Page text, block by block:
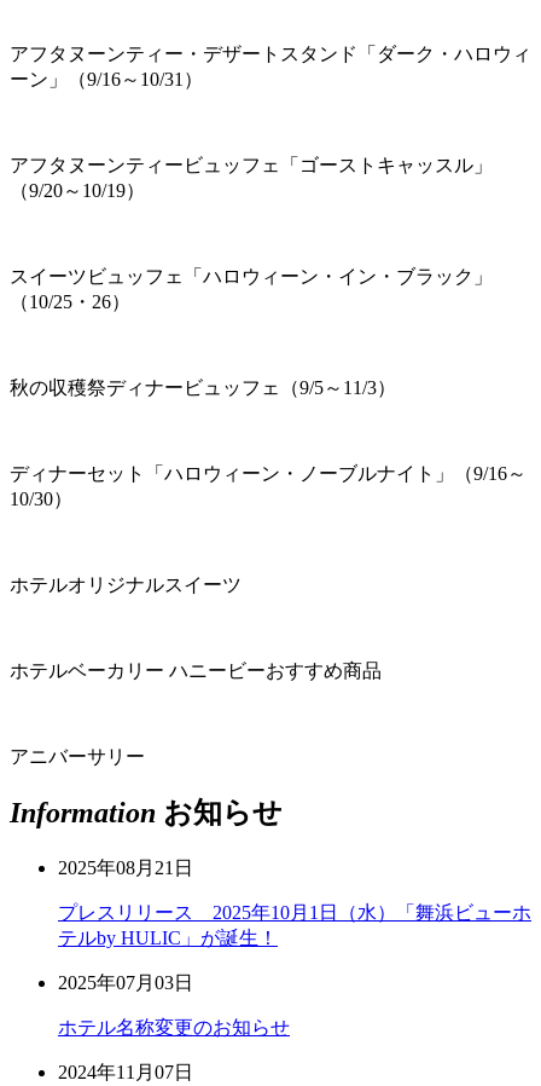
アフタヌーンティー・デザートスタンド「ダーク・ハロウィ
ーン」（9/16～10/31）
アフタヌーンティービュッフェ「ゴーストキャッスル」
（9/20～10/19）
スイーツビュッフェ「ハロウィーン・イン・ブラック」
（10/25・26）
秋の収穫祭ディナービュッフェ（9/5～11/3）
ディナーセット「ハロウィーン・ノーブルナイト」（9/16～
10/30）
ホテルオリジナルスイーツ
ホテルベーカリー ハニービーおすすめ商品
アニバーサリー
Information お知らせ
2025年08月21日
プレスリリース 2025年10月1日（水）「舞浜ビューホ
テルby HULIC」が誕生！
2025年07月03日
ホテル名称変更のお知らせ
2024年11月07日